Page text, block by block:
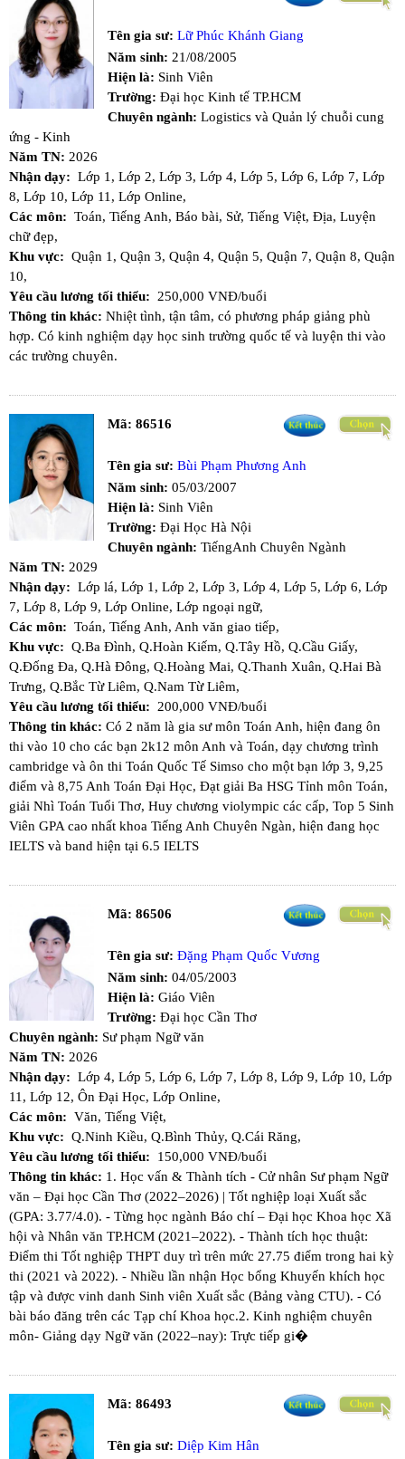
Tên gia sư: Lữ Phúc Khánh Giang
Năm sinh: 21/08/2005
Hiện là: Sinh Viên
Trường: Đại học Kinh tế TP.HCM
Chuyên ngành: Logistics và Quản lý chuỗi cung
ứng - Kinh
Năm TN: 2026
Nhận dạy: Lớp 1, Lớp 2, Lớp 3, Lớp 4, Lớp 5, Lớp 6, Lớp 7, Lớp
8, Lớp 10, Lớp 11, Lớp Online,
Các môn: Toán, Tiếng Anh, Báo bài, Sử, Tiếng Việt, Địa, Luyện
chữ đẹp,
Khu vực: Quận 1, Quận 3, Quận 4, Quận 5, Quận 7, Quận 8, Quận
10,
Yêu cầu lương tối thiểu:
250,000 VNĐ/buổi
Thông tin khác: Nhiệt tình, tận tâm, có phương pháp giảng phù
hợp. Có kinh nghiệm dạy học sinh trường quốc tế và luyện thi vào
các trường chuyên.
Mã: 86516
Tên gia sư: Bùi Phạm Phương Anh
Năm sinh: 05/03/2007
Hiện là: Sinh Viên
Trường: Đại Học Hà Nội
Chuyên ngành: TiếngAnh Chuyên Ngành
Năm TN: 2029
Nhận dạy: Lớp lá, Lớp 1, Lớp 2, Lớp 3, Lớp 4, Lớp 5, Lớp 6, Lớp
7, Lớp 8, Lớp 9, Lớp Online, Lớp ngoại ngữ,
Các môn: Toán, Tiếng Anh, Anh văn giao tiếp,
Khu vực: Q.Ba Đình, Q.Hoàn Kiếm, Q.Tây Hồ, Q.Cầu Giấy,
Q.Đống Đa, Q.Hà Đông, Q.Hoàng Mai, Q.Thanh Xuân, Q.Hai Bà
Trưng, Q.Bắc Từ Liêm, Q.Nam Từ Liêm,
Yêu cầu lương tối thiểu:
200,000 VNĐ/buổi
Thông tin khác: Có 2 năm là gia sư môn Toán Anh, hiện đang ôn
thi vào 10 cho các bạn 2k12 môn Anh và Toán, dạy chương trình
cambridge và ôn thi Toán Quốc Tế Simso cho một bạn lớp 3, 9,25
điểm và 8,75 Anh Toán Đại Học, Đạt giải Ba HSG Tỉnh môn Toán,
giải Nhì Toán Tuổi Thơ, Huy chương violympic các cấp, Top 5 Sinh
Viên GPA cao nhất khoa Tiếng Anh Chuyên Ngàn, hiện đang học
IELTS và band hiện tại 6.5 IELTS
Mã: 86506
Tên gia sư: Đặng Phạm Quốc Vương
Năm sinh: 04/05/2003
Hiện là: Giáo Viên
Trường: Đại học Cần Thơ
Chuyên ngành: Sư phạm Ngữ văn
Năm TN: 2026
Nhận dạy: Lớp 4, Lớp 5, Lớp 6, Lớp 7, Lớp 8, Lớp 9, Lớp 10, Lớp
11, Lớp 12, Ôn Đại Học, Lớp Online,
Các môn: Văn, Tiếng Việt,
Khu vực: Q.Ninh Kiều, Q.Bình Thủy, Q.Cái Răng,
Yêu cầu lương tối thiểu:
150,000 VNĐ/buổi
Thông tin khác: 1. Học vấn & Thành tích - ​Cử nhân Sư phạm Ngữ
văn – Đại học Cần Thơ (2022–2026) | Tốt nghiệp loại Xuất sắc
(GPA: 3.77/4.0). - Từng học ngành Báo chí – Đại học Khoa học Xã
hội và Nhân văn TP.HCM (2021–2022). - Thành tích học thuật:​
Điểm thi Tốt nghiệp THPT duy trì trên mức 27.75 điểm trong hai kỳ
thi (2021 và 2022). - Nhiều lần nhận Học bổng Khuyến khích học
tập và được vinh danh Sinh viên Xuất sắc (Bảng vàng CTU). - Có
bài báo đăng trên các Tạp chí Khoa học. ​2. Kinh nghiệm chuyên
môn ​- Giảng dạy Ngữ văn (2022–nay): Trực tiếp gi�
Mã: 86493
Tên gia sư: Diệp Kim Hân